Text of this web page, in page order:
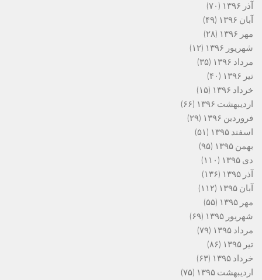
آذر ۱۳۹۶
(۷۰)
آبان ۱۳۹۶
(۴۹)
مهر ۱۳۹۶
(۲۸)
شهریور ۱۳۹۶
(۱۲)
مرداد ۱۳۹۶
(۳۵)
تیر ۱۳۹۶
(۴۰)
خرداد ۱۳۹۶
(۱۵)
اردیبهشت ۱۳۹۶
(۶۶)
فروردین ۱۳۹۶
(۲۹)
اسفند ۱۳۹۵
(۵۱)
بهمن ۱۳۹۵
(۹۵)
دی ۱۳۹۵
(۱۱۰)
آذر ۱۳۹۵
(۱۳۶)
آبان ۱۳۹۵
(۱۱۲)
مهر ۱۳۹۵
(۵۵)
شهریور ۱۳۹۵
(۶۹)
مرداد ۱۳۹۵
(۷۹)
تیر ۱۳۹۵
(۸۶)
خرداد ۱۳۹۵
(۶۳)
اردیبهشت ۱۳۹۵
(۷۵)